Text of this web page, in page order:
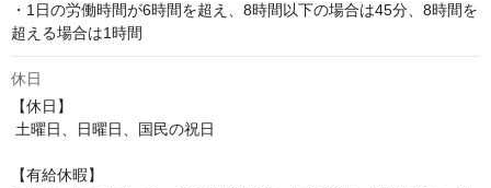
・1日の労働時間が6時間を超え、8時間以下の場合は45分、8時間を
超える場合は1時間
休日
【休日】
【有給休暇】